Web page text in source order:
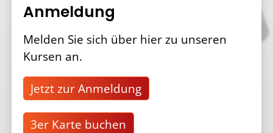
Anmeldung
Melden Sie sich über hier zu unseren
Kursen an.
Jetzt zur Anmeldung
3er Karte buchen